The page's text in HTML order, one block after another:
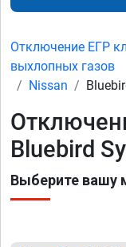
Отключение ЕГР
выхлопных газов
Nissan
Bluebird
Выберите вашу